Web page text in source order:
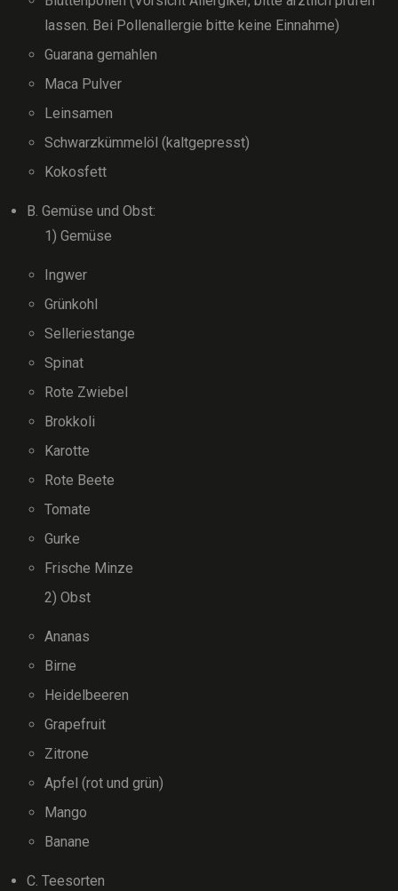
lassen. Bei Pollenallergie bitte keine Einnahme)
Guarana gemahlen
Maca Pulver
Leinsamen
Schwarzkümmelöl (kaltgepresst)
Kokosfett
B. Gemüse und Obst:
1) Gemüse
Ingwer
Grünkohl
Selleriestange
Spinat
Rote Zwiebel
Brokkoli
Karotte
Rote Beete
Tomate
Gurke
Frische Minze
2) Obst
Ananas
Birne
Heidelbeeren
Grapefruit
Zitrone
Apfel (rot und grün)
Mango
Banane
C. Teesorten